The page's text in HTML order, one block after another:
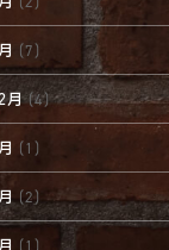
(7)
月(4)
(1)
(2)
(1)